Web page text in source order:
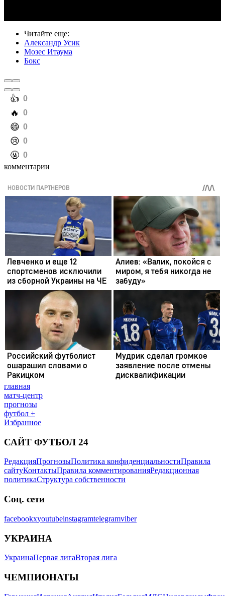
Читайте еще:
Александр Усик
Мозес Итаума
Бокс
️👍 0
️🔥 0
️😄 0
️😢 0
️🤬 0
комментарии
главная
матч-центр
прогнозы
футбол +
Избранное
САЙТ ФУТБОЛ 24
РедакцияПрогнозыПолитика конфиденциальностиПравила
сайтуКонтактыПравила комментированияРедакционная
политикаСтруктура собственности
Соц. сети
facebookxyoutubeinstagramtelegramviber
УКРАИНА
УкраинаПервая лигаВторая лига
ЧЕМПИОНАТЫ